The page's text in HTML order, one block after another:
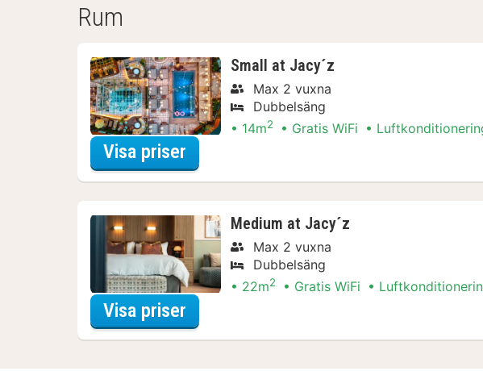
Rum
Small at Jacy´z
Max 2 vuxna
Dubbelsäng
14m2 Gratis WiFi
Visa priser
Medium at Jacy´z
Max 2 vuxna
Dubbelsäng
22m2 Gratis WiFi
Visa priser